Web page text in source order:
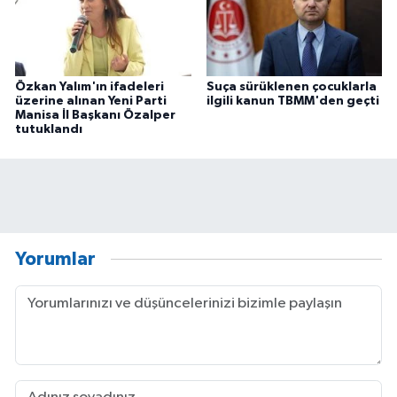
Özkan Yalım'ın ifadeleri
üzerine alınan Yeni Parti
Manisa İl Başkanı Özalper
tutuklandı
Suça sürüklenen çocuklarla
ilgili kanun TBMM'den geçti
Yorumlar